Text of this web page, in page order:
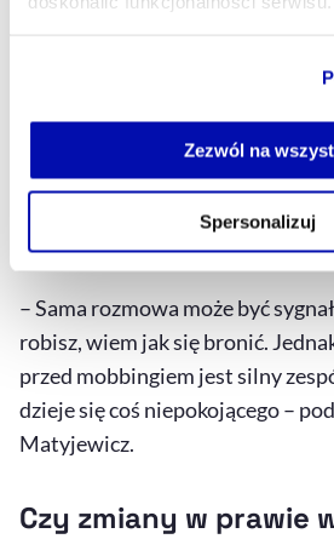
Jeżeli nie wyrażasz zgody na
możesz łatwo zarządzać swoimi
własnej przeglądarce internetowej
Zezwól na
Spersonalizuj
interesów).
Szukaj wsparcia– zarówno w
zaufanych współpracowników.
– Sama rozmowa może być
robisz, wiem jak się bronić.
przed mobbingiem jest silny
dzieje się coś niepokojącego –
Matyjewicz.
Czy zmiany w prawie